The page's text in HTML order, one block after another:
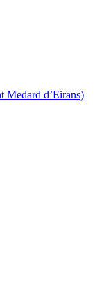
Medard d’Eirans)